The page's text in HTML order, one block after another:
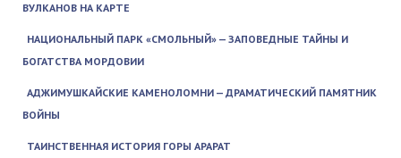
ВУЛКАНОВ НА КАРТЕ
НАЦИОНАЛЬНЫЙ ПАРК «СМОЛЬНЫЙ» — ЗАПОВЕДНЫЕ ТАЙНЫ И
БОГАТСТВА МОРДОВИИ
АДЖИМУШКАЙСКИЕ КАМЕНОЛОМНИ — ДРАМАТИЧЕСКИЙ ПАМЯТНИК
ВОЙНЫ
ТАИНСТВЕННАЯ ИСТОРИЯ ГОРЫ АРАРАТ